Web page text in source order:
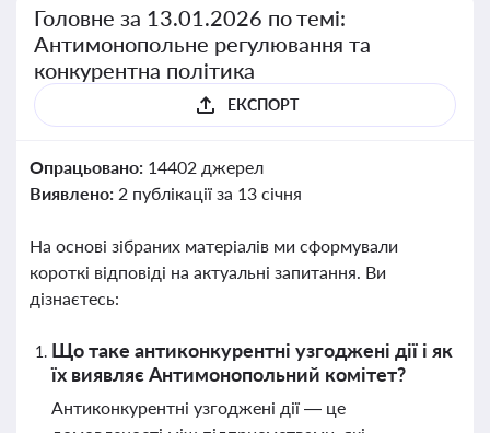
Головне за 13.01.2026 по темі:
Антимонопольне регулювання та
конкурентна політика
ЕКСПОРТ
Опрацьовано: 14402 джерел
Виявлено: 2 публікації за 13 січня
На основі зібраних матеріалів ми сформували
короткі відповіді на актуальні запитання. Ви
дізнаєтесь:
Що таке антиконкурентні узгоджені дії і як
їх виявляє Антимонопольний комітет?
Антиконкурентні узгоджені дії — це